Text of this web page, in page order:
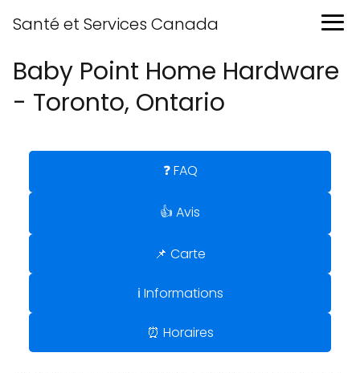
Santé et Services Canada
Baby Point Home Hardware
- Toronto, Ontario
❓ FAQ
👍 Avis
📌 Carte
ℹ️ Informations
⏰ Horaires